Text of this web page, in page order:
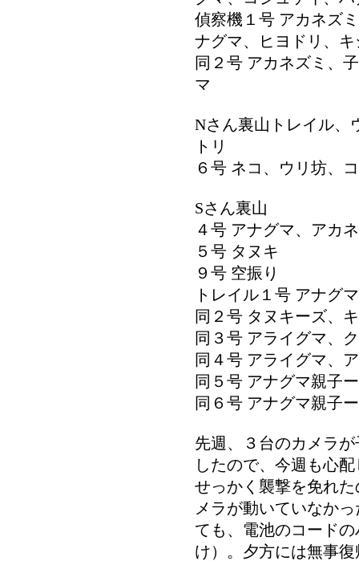
偵察機１号 アカネズ
ナグマ、ヒヨドリ、
同２号 アカネズミ、
マ
Nさん裏山トレイル、
トリ
６号 ネコ、ウリ坊、
Sさん裏山
４号 アナグマ、アカ
５号 タヌキ
９号 空振り
トレイル１号 アナグ
同２号 タヌキーズ、
同３号 アライグマ、
同４号 アライグマ、
同５号 アナグマ親子
同６号 アナグマ親子
先週、３台のカメラ
したので、今週も心
せっかく襲撃を免れ
メラが動いていなか
ても、電池のコード
け）。夕方には無事